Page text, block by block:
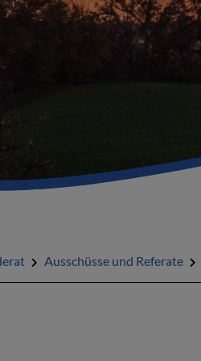
Ausschüsse und Referate